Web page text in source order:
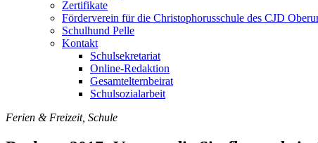
Zertifikate
Förderverein für die Christophorusschule des CJD
Schulhund Pelle
Kontakt
Schulsekretariat
Online-Redaktion
Gesamtelternbeirat
Schulsozialarbeit
Ferien & Freizeit, Schule